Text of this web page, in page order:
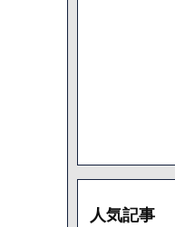
人気記事